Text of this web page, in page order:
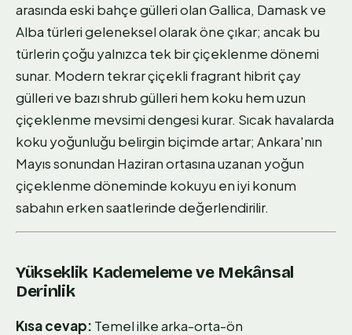
arasında eski bahçe gülleri olan Gallica, Damask ve
Alba türleri geleneksel olarak öne çıkar; ancak bu
türlerin çoğu yalnızca tek bir çiçeklenme dönemi
sunar. Modern tekrar çiçekli fragrant hibrit çay
gülleri ve bazı shrub gülleri hem koku hem uzun
çiçeklenme mevsimi dengesi kurar. Sıcak havalarda
koku yoğunluğu belirgin biçimde artar; Ankara'nın
Mayıs sonundan Haziran ortasına uzanan yoğun
çiçeklenme döneminde kokuyu en iyi konum
sabahın erken saatlerinde değerlendirilir.
Yükseklik Kademeleme ve Mekânsal
Derinlik
Kısa cevap: Temel ilke arka-orta-ön